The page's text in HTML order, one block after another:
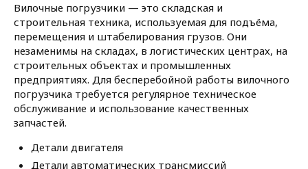
Вилочные погрузчики — это складская и
строительная техника, используемая для подъёма,
перемещения и штабелирования грузов. Они
незаменимы на складах, в логистических центрах, на
строительных объектах и промышленных
предприятиях. Для бесперебойной работы вилочного
погрузчика требуется регулярное техническое
обслуживание и использование качественных
запчастей.
Детали двигателя
Детали автоматических трансмиссий